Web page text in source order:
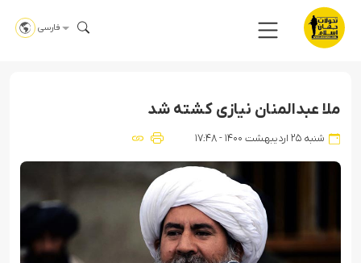
فارسی
ملا عبدالمنان نیازی کشته شد
شنبه ۲۵ اردیبهشت ۱۴۰۰ - ۱۷:۴۸